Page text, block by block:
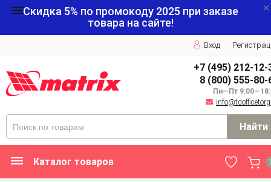
Скидка 5% по промокоду 2025 при заказе
товара на сайте!
Вход
+7 (495) 212-12-
8 (800) 555-80-
Пн—Пт
Найти
Каталог товаров